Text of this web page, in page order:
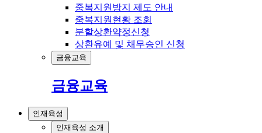
중복지원방지 제도 안내
중복지원현황 조회
분할상환약정신청
상환유예 및 채무승인 신청
금융교육
금융교육
인재육성
인재육성 소개